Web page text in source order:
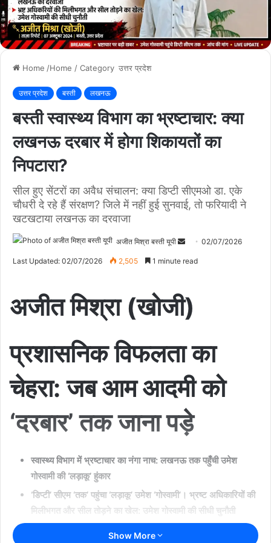
Home /Home / Category उत्तर प्रदेश
उत्तर प्रदेश बस्ती लखनऊ
बस्ती स्वास्थ्य विभाग का भ्रष्टाचार: क्या
लखनऊ दरबार में होगा शिकायतों का
निपटारा?
सील हुए सेंटरों का अवैध संचालन: क्या डिप्टी सीएमओ डा. एके
चौधरी दे रहे हैं संरक्षण? ​जिले में नहीं हुई सुनवाई, तो फरियादी ने
खटखटाया लखनऊ का दरवाजा
अजीत मिश्रा बस्ती यूपी
a
n
l
02/07/2026
Last Updated: 02/07/2026 2,505 1 minute read
अजीत मिश्रा (खोजी)
प्रशासनिक विफलता का
चेहरा: जब आम आदमी को
‘दरबार’ तक जाना पड़े
स्वास्थ्य विभाग में भ्रष्टाचार का नंगा नाच: लखनऊ तक पहुँची उमेश
गोस्वामी की ‘लड़ाकू’ हुंकार
‘डिप्टी’ सीएम ‘तक’ पहुंचा ‘लड़ाकू’ उमेश ‘गोस्वामी’। भ्रष्ट अधिकारियों की
मिलीभगत और सील तोड़ने का खेल: उमेश गोस्वामी की सीधी चुनौती
बस्ती।
जब एक नागरिक को अपनी समस्या लेकर सूबे की राजधानी लखनऊ तक
Show More